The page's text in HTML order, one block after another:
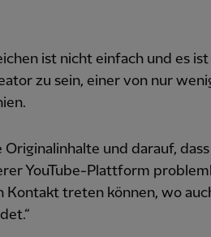
ist nicht einfach und es ist
zu sein, einer von nur
und darauf,
YouTube-Plattform
Kontakt treten können, wo